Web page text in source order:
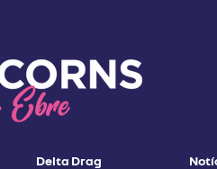
Delta Drag